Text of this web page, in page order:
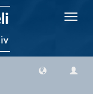
Geçiş